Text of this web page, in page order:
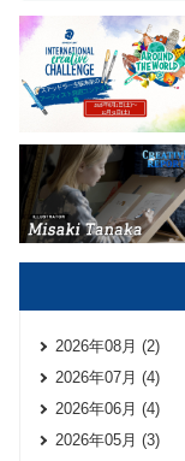
2026年08月 (2)
2026年07月 (4)
2026年06月 (4)
2026年05月 (3)